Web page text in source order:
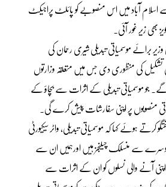
اسلام آباد میں اس منصوبے کو پائلٹ پراجیکٹ
بھی زیرِ غور آئی۔
برائے موسمیاتی تبدیلی شیری رحمان کی
تشکیل کی منظوری دی جس میں متعلقہ وزارتوں
جو موسمیاتی تبدیلی کے اثرات سے بچاؤ کے
منصوبوں پر اپنی سفارشات پیش کرے گی۔
ہوئے کہا کہ موسمیاتی تبدیلی، واٹر سیکیورٹی
دوسرے سے منسلک چیلنجز ہیں اورہمیں ان سے
آنے والی نسلوں کو ان کے اثرات سے